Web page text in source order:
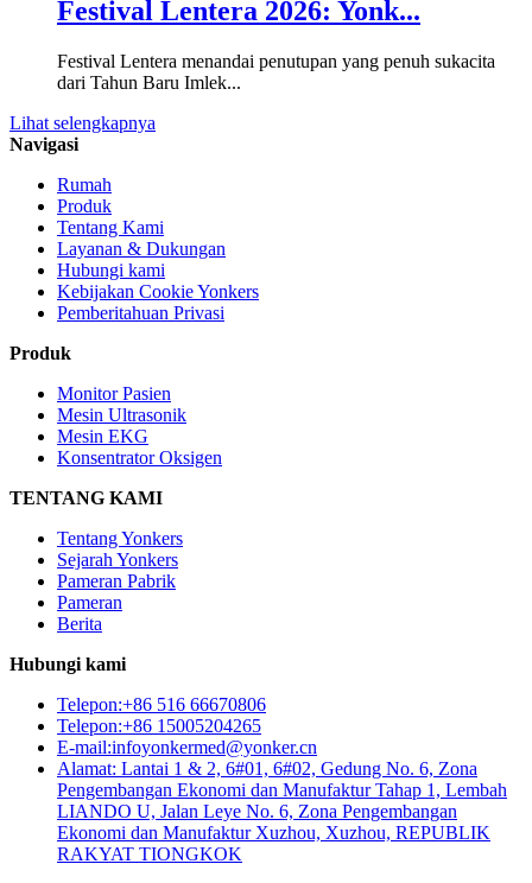
Festival Lentera 2026: Yonk...
Festival Lentera menandai penutupan yang penuh sukacita
dari Tahun Baru Imlek...
Lihat selengkapnya
Navigasi
Rumah
Produk
Tentang Kami
Layanan & Dukungan
Hubungi kami
Kebijakan Cookie Yonkers
Pemberitahuan Privasi
Produk
Monitor Pasien
Mesin Ultrasonik
Mesin EKG
Konsentrator Oksigen
TENTANG KAMI
Tentang Yonkers
Sejarah Yonkers
Pameran Pabrik
Pameran
Berita
Hubungi kami
Telepon:+86 516 66670806
Telepon:+86 15005204265
E-mail:infoyonkermed@yonker.cn
Alamat: Lantai 1 & 2, 6#01, 6#02, Gedung No. 6, Zona
Pengembangan Ekonomi dan Manufaktur Tahap 1, Lembah
LIANDO U, Jalan Leye No. 6, Zona Pengembangan
Ekonomi dan Manufaktur Xuzhou, Xuzhou, REPUBLIK
RAKYAT TIONGKOK